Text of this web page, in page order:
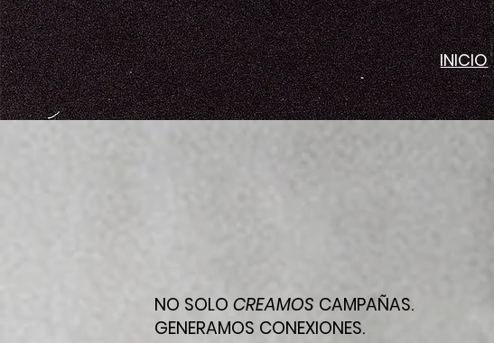
INICIO
NO SOLOCREAMOS CAMPAÑAS.
GENERAMOS CONEXIONES.